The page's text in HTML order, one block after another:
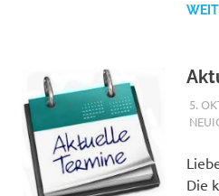
5.
Die